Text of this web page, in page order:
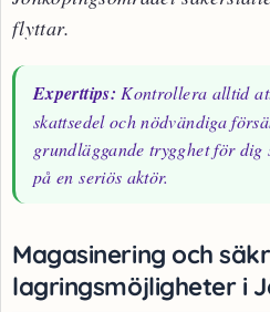
flyttar.
Experttips: Kontrollera alltid
skattsedel och nödvändiga
grundläggande trygghet för dig
på en seriös aktör.
Magasinering och
lagringsmöjligheter i